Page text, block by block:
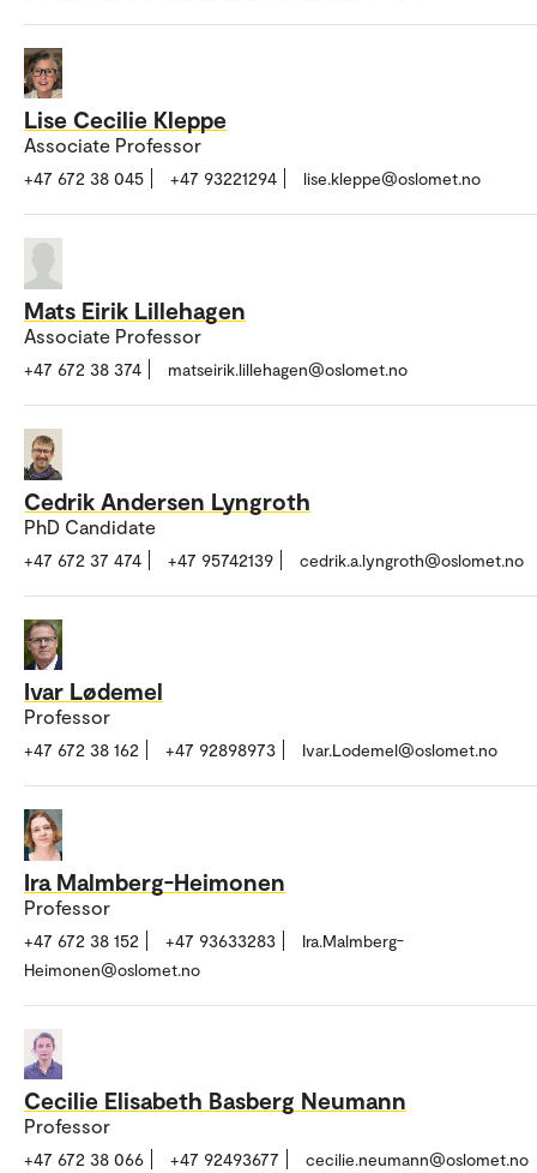
Lise Cecilie Kleppe
Associate Professor
+47 672 38 045 +47 93221294 lise.kleppe@oslomet.no
Mats Eirik Lillehagen
Associate Professor
+47 672 38 374 matseirik.lillehagen@oslomet.no
Cedrik Andersen Lyngroth
PhD Candidate
+47 672 37 474 +47 95742139 cedrik.a.lyngroth@oslomet.no
Ivar Lødemel
Professor
+47 672 38 162 +47 92898973 Ivar.Lodemel@oslomet.no
Ira Malmberg-Heimonen
Professor
+47 672 38 152 +47 93633283
Ira.Malmberg-
Heimonen@oslomet.no
Cecilie Elisabeth Basberg Neumann
Professor
+47 672 38 066 +47 92493677 cecilie.neumann@oslomet.no